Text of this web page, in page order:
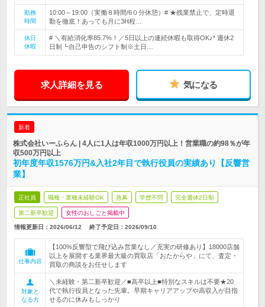
勤務
時間
10:00～19:00（実働８時間/6０分休憩）# ★残業禁止で、定時退
勤を徹底！あっても月に3H程…
休日
休暇
# ＼有給消化率85.7%！／5日以上の連続休暇も取得OK♪* 週休2
日制┗自己申告のシフト制※土日…
求人詳細を見る 気になる
新着
株式会社いーふらん | 4人に1人は年収1000万円以上！営業職の約98％が年
収500万円以上
初年度年収1576万円&入社2年目で執行役員の実績あり【反響営
業】
正社員 職種・業種未経験OK 急募 学歴不問 完全週休2日制
第二新卒歓迎 女性のおしごと掲載中
情報更新日：2026/06/12 終了予定日： 2026/09/10
仕事内容
【100%反響型で飛び込み営業なし／充実の研修あり】18000店舗
以上を展開する業界最大級の買取店「おたからや」にて、査定・
買取の商談をお任せします
対象と
なる方
＼未経験・第二新卒歓迎／■高卒以上■特別なスキルは不要★20
代で執行役員となった先輩。早期キャリアアップや高収入が目指
せるのに休みもしっかり